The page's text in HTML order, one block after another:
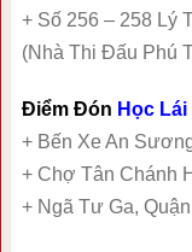
+ Số 256 – 258 Lý
(Nhà Thi Đấu Phú
Điểm Đón Học Lái
+ Bến Xe An
+ Chợ Tân Chánh
+ Ngã Tư Ga,